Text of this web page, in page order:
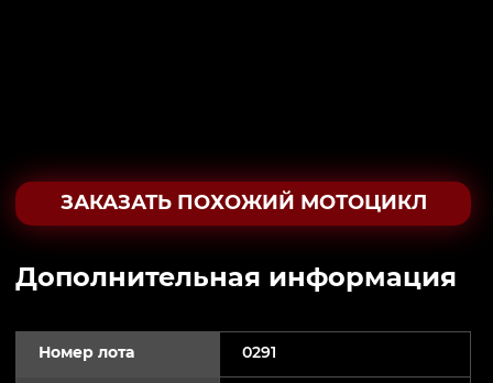
ЗАКАЗАТЬ ПОХОЖИЙ МОТОЦИКЛ
Дополнительная информация
Номер лота 0291